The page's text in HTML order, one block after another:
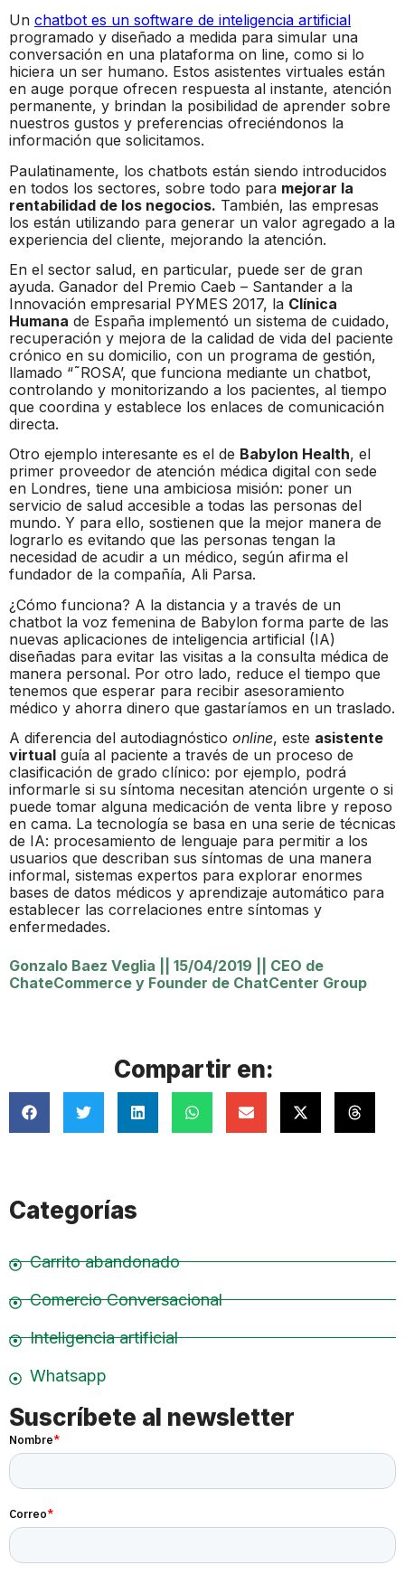
Un chatbot es un software de inteligencia artificial
programado y diseñado a medida para simular una
conversación en una plataforma on line, como si lo
hiciera un ser humano. Estos asistentes virtuales están
en auge porque ofrecen respuesta al instante, atención
permanente, y brindan la posibilidad de aprender sobre
nuestros gustos y preferencias ofreciéndonos la
información que solicitamos.
Paulatinamente, los chatbots están siendo introducidos
en todos los sectores, sobre todo para mejorar la
rentabilidad de los negocios. También, las empresas
los están utilizando para generar un valor agregado a la
experiencia del cliente, mejorando la atención.
En el sector salud, en particular, puede ser de gran
ayuda. Ganador del Premio Caeb – Santander a la
Innovación empresarial PYMES 2017, la Clínica
Humana de España implementó un sistema de cuidado,
recuperación y mejora de la calidad de vida del paciente
crónico en su domicilio, con un programa de gestión,
llamado “˜ROSA’, que funciona mediante un chatbot,
controlando y monitorizando a los pacientes, al tiempo
que coordina y establece los enlaces de comunicación
directa.
Otro ejemplo interesante es el de Babylon Health, el
primer proveedor de atención médica digital con sede
en Londres, tiene una ambiciosa misión: poner un
servicio de salud accesible a todas las personas del
mundo. Y para ello, sostienen que la mejor manera de
lograrlo es evitando que las personas tengan la
necesidad de acudir a un médico, según afirma el
fundador de la compañía, Ali Parsa.
¿Cómo funciona? A la distancia y a través de un
chatbot la voz femenina de Babylon forma parte de las
nuevas aplicaciones de inteligencia artificial (IA)
diseñadas para evitar las visitas a la consulta médica de
manera personal. Por otro lado, reduce el tiempo que
tenemos que esperar para recibir asesoramiento
médico y ahorra dinero que gastaríamos en un traslado.
A diferencia del autodiagnóstico online, este asistente
virtual guía al paciente a través de un proceso de
clasificación de grado clínico: por ejemplo, podrá
informarle si su síntoma necesitan atención urgente o si
puede tomar alguna medicación de venta libre y reposo
en cama. La tecnología se basa en una serie de técnicas
de IA: procesamiento de lenguaje para permitir a los
usuarios que describan sus síntomas de una manera
informal, sistemas expertos para explorar enormes
bases de datos médicos y aprendizaje automático para
establecer las correlaciones entre síntomas y
enfermedades.
Gonzalo Baez Veglia 15/04/2019
CEO de
ChateCommerce y Founder de ChatCenter Group
Compartir en:
Categorías
Carrito abandonado
Comercio Conversacional
Inteligencia artificial
Whatsapp
Suscríbete al newsletter